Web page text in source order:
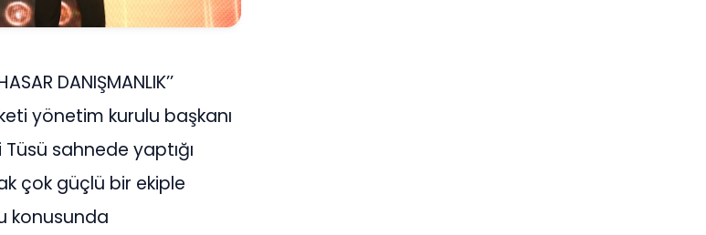
DANIŞMANLIK’’
yönetim kurulu başkanı
sahnede yaptığı
çok güçlü bir ekiple
konusunda